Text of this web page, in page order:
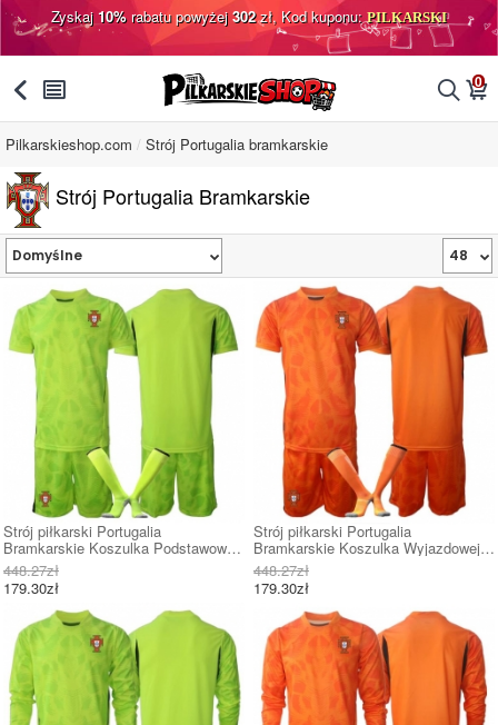
Zyskaj10%rabatu powyżej302zł, Kod kuponu:PILKARSKI
󰅯 󰂩 󰂨 0
󰃦
Pilkarskieshop.com Strój Portugalia bramkarskie
Strój Portugalia Bramkarskie
Strój piłkarski Portugalia
Bramkarskie Koszulka Podstawowej
dziecięce MŚ 2026 Krótki Rękaw (+
Krótkie spodenki)
448.27zł
179.30zł
Strój piłkarski Portugalia
Bramkarskie Koszulka Wyjazdowej
dziecięce MŚ 2026 Krótki Rękaw (+
Krótkie spodenki)
448.27zł
179.30zł